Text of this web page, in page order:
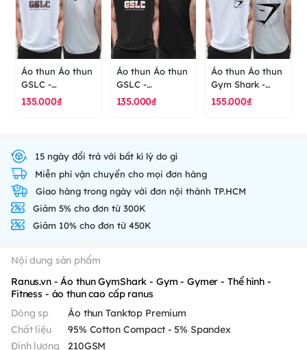
Áo thun Áo thun
GSLC -
Gymshark -
ranus
135.000₫
Áo thun Áo thun
GSLC -
Gymshark -
cấp ranus
135.000₫
Áo thun Áo thun
Gym Shark -
Gymer - Thể
155.000₫
15 ngày đổi trả với bất kì lý do gì
Miễn phí vận chuyển cho mọi đơn hàng
Giao hàng trong ngày với đơn nội thành TP.HCM
Giảm 5% cho đơn từ 300K
Giảm 10% cho đơn từ 450K
Nội dung sản phẩm
Ranus.vn - Áo thun GymShark - Gym - Gymer - Thể hình -
Fitness - áo thun cao cấp ranus
Dòng sp
Áo thun Tanktop Premium
Chất liệu
95% Cotton Compact - 5% Spandex
Định lượng
210GSM